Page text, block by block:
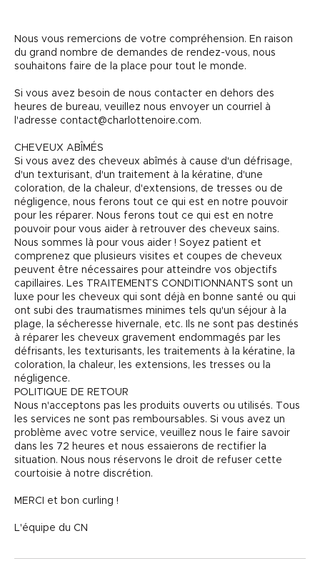
Nous vous remercions de votre compréhension. En raison
du grand nombre de demandes de rendez-vous, nous
souhaitons faire de la place pour tout le monde.
Si vous avez besoin de nous contacter en dehors des
heures de bureau, veuillez nous envoyer un courriel à
l'adresse contact@charlottenoire.com.
CHEVEUX ABÎMÉS
Si vous avez des cheveux abîmés à cause d'un défrisage,
d'un texturisant, d'un traitement à la kératine, d'une
coloration, de la chaleur, d'extensions, de tresses ou de
négligence, nous ferons tout ce qui est en notre pouvoir
pour les réparer. Nous ferons tout ce qui est en notre
pouvoir pour vous aider à retrouver des cheveux sains.
Nous sommes là pour vous aider ! Soyez patient et
comprenez que plusieurs visites et coupes de cheveux
peuvent être nécessaires pour atteindre vos objectifs
capillaires. Les TRAITEMENTS CONDITIONNANTS sont un
luxe pour les cheveux qui sont déjà en bonne santé ou qui
ont subi des traumatismes minimes tels qu'un séjour à la
plage, la sécheresse hivernale, etc. Ils ne sont pas destinés
à réparer les cheveux gravement endommagés par les
défrisants, les texturisants, les traitements à la kératine, la
coloration, la chaleur, les extensions, les tresses ou la
négligence.
POLITIQUE DE RETOUR
Nous n'acceptons pas les produits ouverts ou utilisés. Tous
les services ne sont pas remboursables. Si vous avez un
problème avec votre service, veuillez nous le faire savoir
dans les 72 heures et nous essaierons de rectifier la
situation. Nous nous réservons le droit de refuser cette
courtoisie à notre discrétion.
MERCI et bon curling !
L'équipe du CN